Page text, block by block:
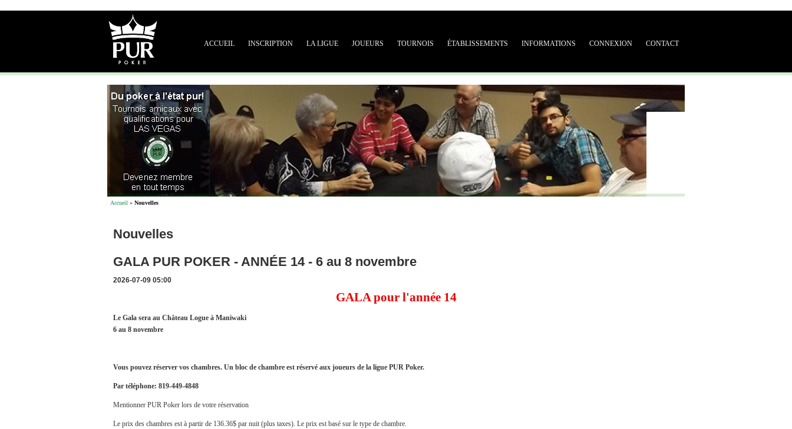
ACCUEIL INSCRIPTION LA LIGUE JOUEURS TOURNOIS ÉTABLISSEMENTS INFORMATIONS CONNEXION CONTACT
Accueil » Nouvelles
Nouvelles
GALA PUR POKER - ANNÉE 14 - 6 au 8 novembre
2026-07-09 05:00
GALA pour l'année 14
Le Gala sera au Château Logue à Maniwaki
6 au 8 novembre
Vous pouvez réserver vos chambres. Un bloc de chambre est réservé aux joueurs de la ligue PUR Poker.
Par téléphone: 819-449-4848
Mentionner PUR Poker lors de votre réservation
Le prix des chambres est à partir de 136.36$ par nuit (plus taxes). Le prix est basé sur le type de chambre.